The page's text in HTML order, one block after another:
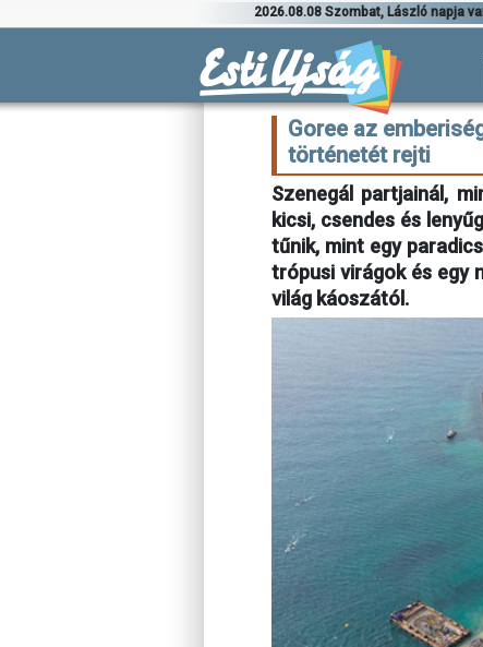
2026.08.08 Szombat, László napja
Goree az
történetét rejti
Szenegál partjainál,
kicsi, csendes és
tűnik, mint egy
trópusi virágok és egy
világ káoszától.